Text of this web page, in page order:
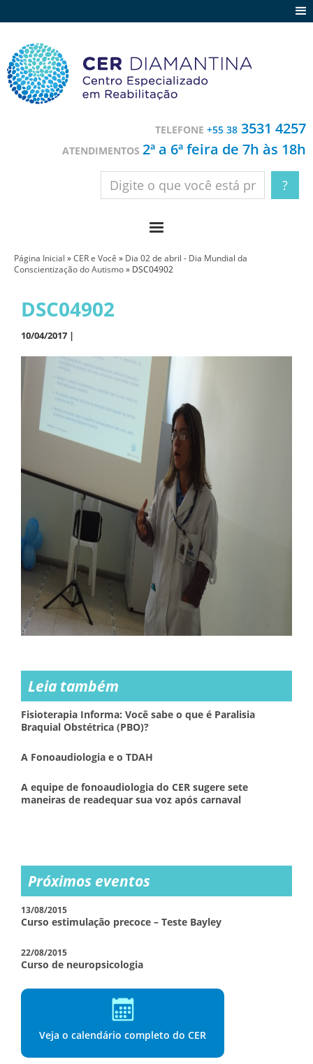
Contato
TELEFONE +55 38 3531 4257
ATENDIMENTOS 2ª a 6ª feira de 7h às 18h
Página Inicial »CER e Você » Dia 02 de abril - Dia Mundial da
Conscientização do Autismo» DSC04902
DSC04902
10/04/2017 |
Leia também
Fisioterapia Informa: Você sabe o que é Paralisia
Braquial Obstétrica (PBO)?
A Fonoaudiologia e o TDAH
A equipe de fonoaudiologia do CER sugere sete
maneiras de readequar sua voz após carnaval
Próximos eventos
13/08/2015
Curso estimulação precoce – Teste Bayley
22/08/2015
Curso de neuropsicologia
Veja o calendário completo do CER